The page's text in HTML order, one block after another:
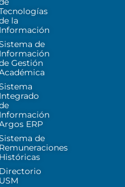
la
Información
de
Información
Gestión
Integrado
Información
ERP
de
Remuneraciones
Históricas
Directorio
USM